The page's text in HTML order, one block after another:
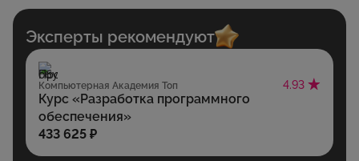
Эксперты рекомендуют
Компьютерная Академия Топ 4.93
Курс «Разработка программного
обеспечения»
433 625 ₽